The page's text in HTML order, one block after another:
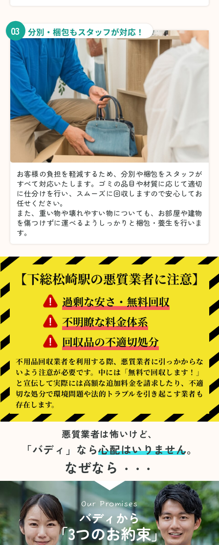
03 分別・梱包もスタッフが対応！
お客様の負担を軽減するため、分別や梱包をスタッフが
すべて対応いたします。 ゴミの品目や材質に応じて適切
に仕分けを行い、スムーズに回収しますので安心してお
任せください。
また、重い物や壊れやすい物についても、お部屋や建物
を傷つけずに運べるようしっかりと梱包・養生を行いま
す。
【下総松崎駅の悪質業者に注意】
過剰な安さ・無料回収
不明瞭な料金体系
回収品の不適切処分
不用品回収業者を利用する際、悪質業者に引っかからな
いよう注意が必要です。中には「無料で回収します！」
と宣伝して実際には高額な追加料金を請求したり、不適
切な処分で環境問題や法的トラブルを引き起こす業者も
存在します。
悪質業者は怖いけど、
「バディ」なら心配はいりません。
なぜなら ・・・
Our Promises
バディから
「3つのお約束」